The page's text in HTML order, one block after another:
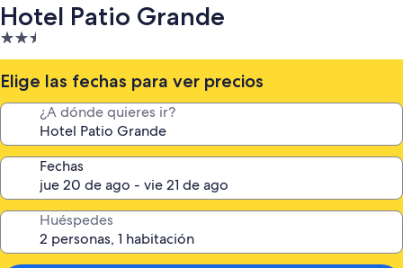
Hotel Patio Grande
Propiedad
de
2.5
estrellas
Elige las fechas para ver precios
¿A dónde quieres ir?
Fechas
Huéspedes